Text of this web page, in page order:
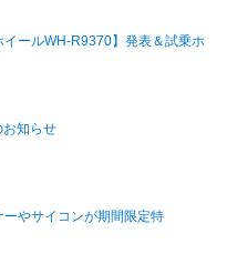
ールWH-R9370】発表＆試乗ホ
お知らせ
ーやサイコンが期間限定特